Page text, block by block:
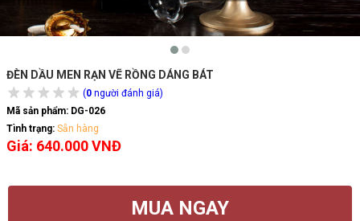
ĐÈN DẦU MEN RẠN VẼ RỒNG DÁNG BÁT
(0 người đánh giá)
Mã sản phẩm: DG-026
Tình trạng: Sẵn hàng
Giá: 640.000 VNĐ
MUA NGAY